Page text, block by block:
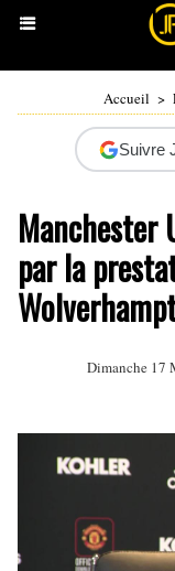
Accueil >
Suivre
Manchester
par la
Dimanche 17